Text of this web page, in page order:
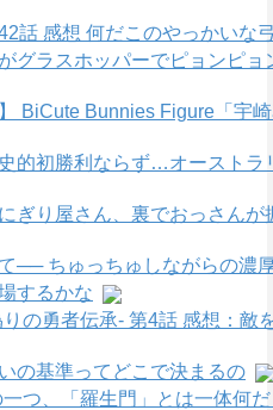
話 感想 何だこのやっかいな
グラスホッパーでピョンピ
BiCute Bunnies Figure「宇
的初勝利ならず…オースト
ぎり屋さん、裏でおっさん
── ちゅっちゅしながらの濃
するかな
の勇者伝承- 第4話 感想：敵
の基準ってどこで決まるの
一つ、「羅生門」とは一体何